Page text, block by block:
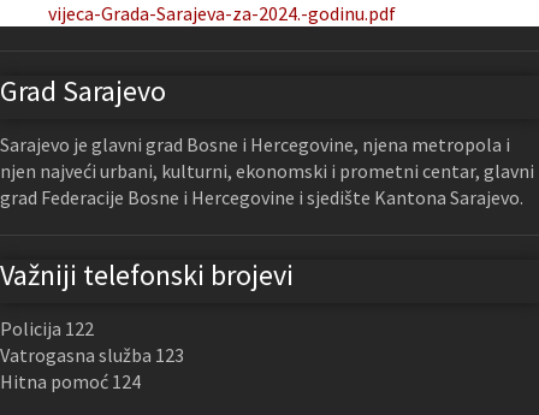
vijeca-Grada-Sarajeva-za-2024.-godinu.pdf
Grad Sarajevo
Sarajevo je glavni grad Bosne i Hercegovine, njena metropola i
njen najveći urbani, kulturni, ekonomski i prometni centar, glavni
grad Federacije Bosne i Hercegovine i sjedište Kantona Sarajevo.
Važniji telefonski brojevi
Policija 122
Vatrogasna služba 123
Hitna pomoć 124